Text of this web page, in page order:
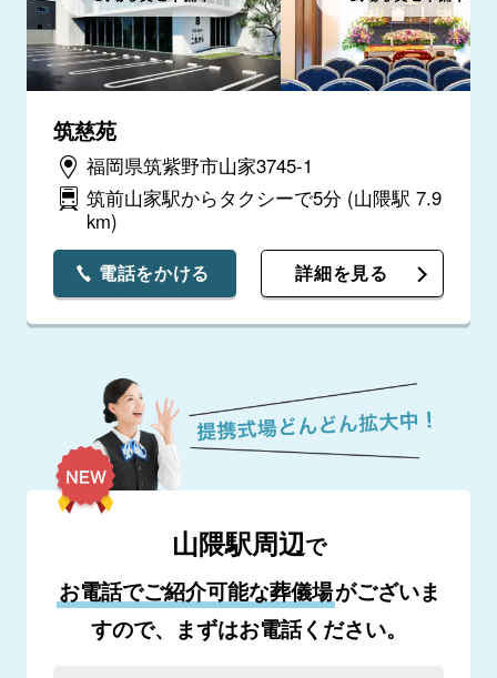
筑慈苑
福岡県筑紫野市山家3745-1
筑前山家駅からタクシーで5分 (山隈駅 7.9
km)
電話をかける 詳細を見る
山隈駅周辺で
お電話でご紹介可能な葬儀場がございま
すので、まずはお電話ください。